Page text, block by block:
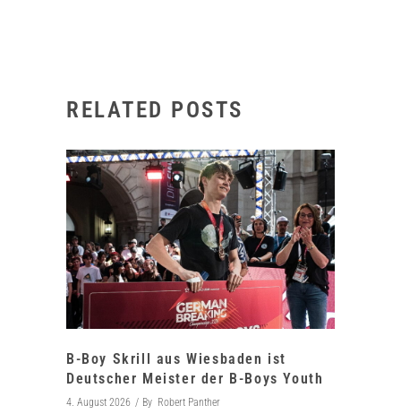
RELATED POSTS
B-Boy Skrill aus Wiesbaden ist
Deutscher Meister der B-Boys Youth
4. August 2026 By Robert Panther